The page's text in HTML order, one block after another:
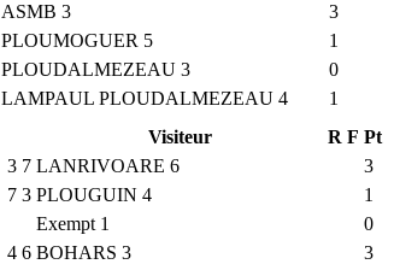
ASMB 3
3
PLOUMOGUER 5
1
PLOUDALMEZEAU 3
0
LAMPAUL PLOUDALMEZEAU 4
1
Visiteur R F Pt
3 7 LANRIVOARE 6
3
7 3 PLOUGUIN 4
1
Exempt 1
0
4 6 BOHARS 3
3